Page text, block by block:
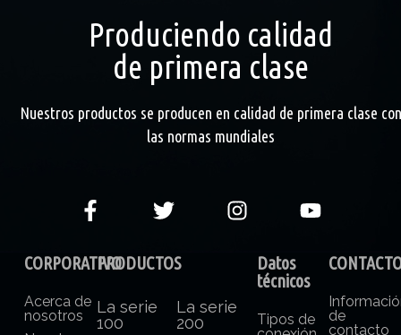
Produciendo calidad
de primera clase
Nuestros productos se producen en calidad de primera clase con
las normas mundiales
CORPORATIVO
Acerca de
nosotros
PRODUCTOS
La serie
100
La serie
200
Datos
técnicos
Tipos de
de
contacto